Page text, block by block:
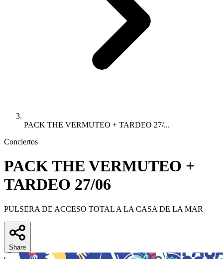
PACK THE VERMUTEO + TARDEO 27/...
Conciertos
PACK THE VERMUTEO +
TARDEO 27/06
PULSERA DE ACCESO TOTAL A LA CASA DE LA MAR
Share